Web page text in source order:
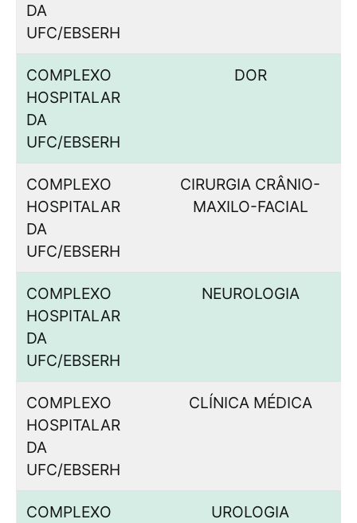
DA
UFC/EBSERH
COMPLEXO
HOSPITALAR
DA
UFC/EBSERH
DOR
COMPLEXO
HOSPITALAR
DA
UFC/EBSERH
CIRURGIA CRÂNIO-
MAXILO-FACIAL
COMPLEXO
HOSPITALAR
DA
UFC/EBSERH
NEUROLOGIA
COMPLEXO
HOSPITALAR
DA
UFC/EBSERH
CLÍNICA MÉDICA
COMPLEXO
UROLOGIA